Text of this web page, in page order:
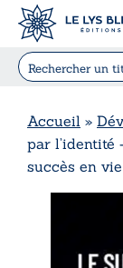
Accueil »
par l’identité
succès en vie